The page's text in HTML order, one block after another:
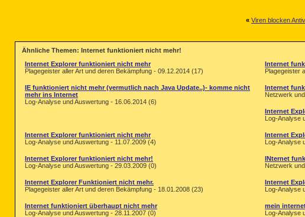
« Viren blocken
Ähnliche Themen: Internet funktioniert nicht mehr!
Internet Explorer funktioniert nicht mehr
Plagegeister aller Art und deren Bekämpfung - 09.12.2014 (17)
Internet
Plagegeister
IE funktioniert nicht mehr (vermutlich nach Java Update..)- komme nicht
mehr ins Internet
Log-Analyse und Auswertung - 16.06.2014 (6)
Internet
Netzwerk
Internet
Log-Analyse
Internet Explorer funktioniert nicht mehr
Log-Analyse und Auswertung - 11.07.2009 (4)
Internet
Log-Analyse
Internet Explorer funktioniert nicht mehr!
Log-Analyse und Auswertung - 29.03.2009 (0)
INternet
Netzwerk
Internet Explorer Funktioniert nicht mehr.
Plagegeister aller Art und deren Bekämpfung - 18.01.2008 (23)
Internet
Log-Analyse
Internet funktioniert überhaupt nicht mehr
Log-Analyse und Auswertung - 28.11.2007 (0)
mein
Log-Analyse